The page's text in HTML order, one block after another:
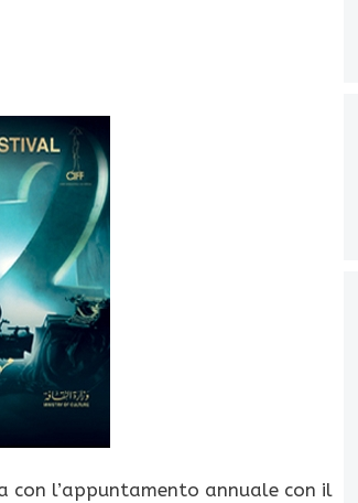
con l’appuntamento annuale con il